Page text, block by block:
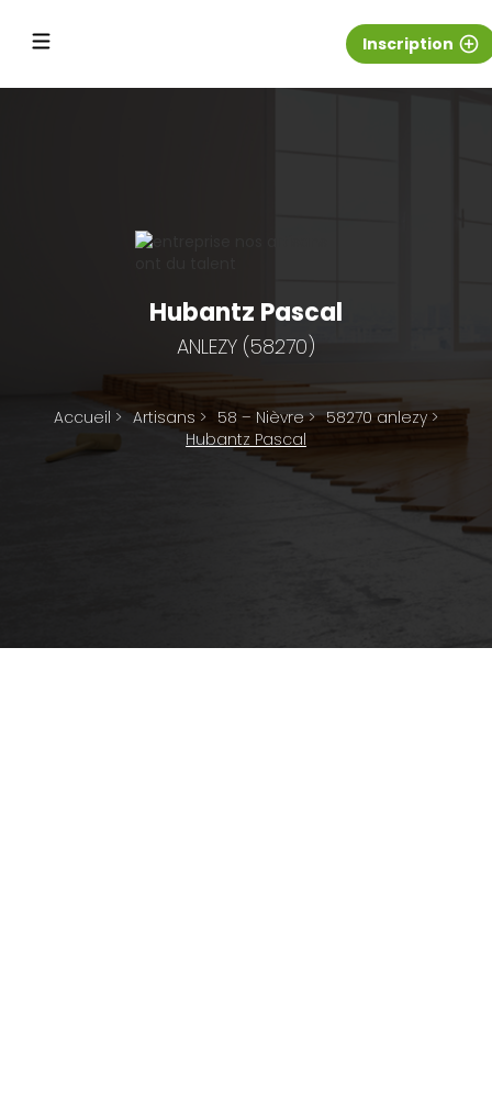
Inscription add_circle_outline
Hubantz Pascal
ANLEZY (58270)
Accueil > Artisans > 58 – Nièvre > 58270 anlezy >
Hubantz Pascal